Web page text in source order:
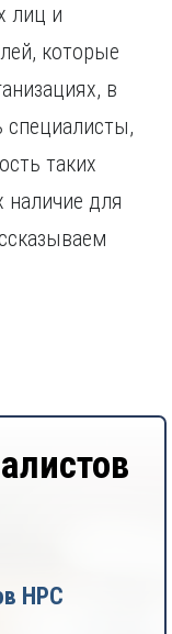
лиц и
которые
в
таких
наличие для
НРС